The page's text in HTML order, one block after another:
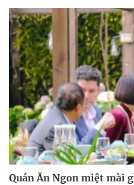
Quán Ăn Ngon miệt mài